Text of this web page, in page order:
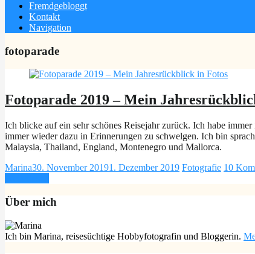
Fremdgebloggt
Kontakt
Navigation
fotoparade
Fotoparade 2019 – Mein
Ich blicke auf ein sehr schönes Reisejahr zurück. Ich habe
immer wieder dazu in Erinnerungen zu schwelgen. Ich bin
Malaysia, Thailand, England, Montenegro und Mallorca.
Marina30. November 20191. Dezember 2019 Fotografie 10
Über mich
Ich bin Marina, reisesüchtige Hobbyfotografin und Bloggerin.